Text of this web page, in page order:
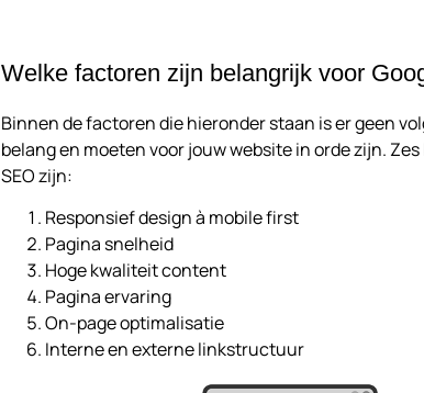
Welke factoren zijn belangrijk voor
Binnen de factoren die hieronder staan is er geen
belang en moeten voor jouw website in orde zijn.
SEO zijn:
Responsief design à mobile first
Pagina snelheid
Hoge kwaliteit content
Pagina ervaring
On-page optimalisatie
Interne en externe linkstructuur